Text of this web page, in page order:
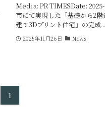
Media: PR TIMESDate:
市にて実現した「基礎から2
建て3Dプリント住宅」の完成...
2025年11月26日 News
1